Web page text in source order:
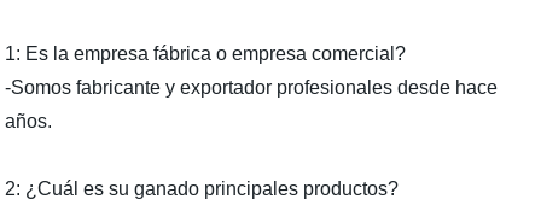
1: Es la empresa fábrica o empresa comercial?
-Somos fabricante y exportador profesionales desde hace
años.
2: ¿Cuál es su ganado principales productos?